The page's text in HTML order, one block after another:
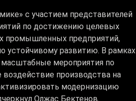
с участием представителей
по достижению целевых
промышленных предприятий,
устойчивому развитию. В рамках
масштабные мероприятия по
производства на
модернизацию
Олжас Бектенов.